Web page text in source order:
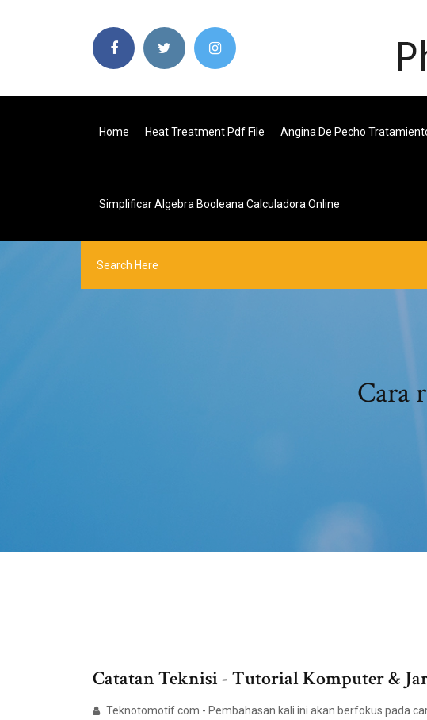
Home Heat Treatment Pdf File Angina De Pecho
Simplificar Algebra Booleana Calculadora Online
Cara
Catatan Teknisi - Tutorial Komputer &
Teknotomotif.com - Pembahasan kali ini akan berfokus pada